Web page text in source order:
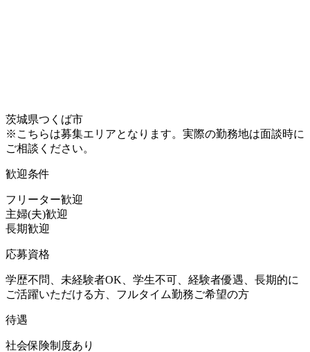
茨城県つくば市
※こちらは募集エリアとなります。実際の勤務地は面談時に
ご相談ください。
歓迎条件
フリーター歓迎
主婦(夫)歓迎
長期歓迎
応募資格
学歴不問、未経験者OK、学生不可、経験者優遇、長期的に
ご活躍いただける方、フルタイム勤務ご希望の方
待遇
社会保険制度あり